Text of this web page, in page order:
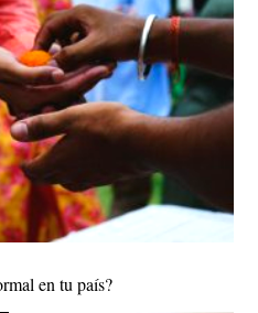
en tu país?